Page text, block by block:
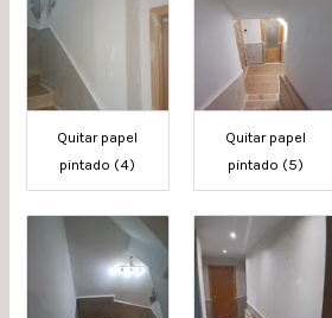
Quitar papel
pintado (4)
Quitar papel
pintado (5)